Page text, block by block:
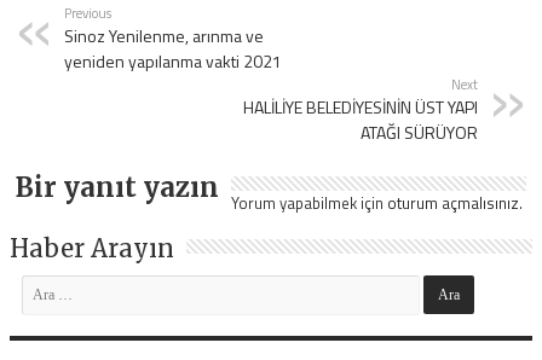
Previous
Sinoz Yenilenme, arınma ve
yeniden yapılanma vakti 2021
Next
HALİLİYE BELEDİYESİNİN ÜST YAPI
ATAĞI SÜRÜYOR
Bir yanıt yazın Yorum yapabilmek için oturum açmalısınız.
Haber Arayın